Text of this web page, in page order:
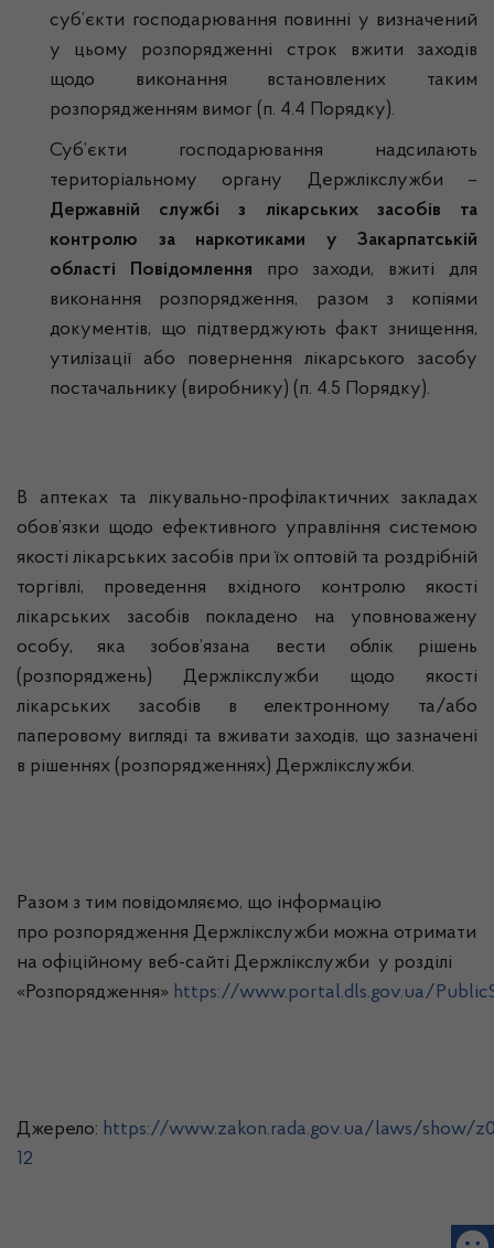
суб’єкти господарювання повинні у визначений
у цьому розпорядженні строк вжити заходів
щодо виконання встановлених таким
розпорядженням вимог (п. 4.4 Порядку).
Суб’єкти господарювання надсилають
територіальному органу Держлікслужби –
Державній службі з лікарських засобів та
контролю за наркотиками у Закарпатській
області
Повідомлення про заходи, вжиті для
виконання розпорядження, разом з копіями
документів, що підтверджують факт знищення,
утилізації або повернення лікарського засобу
постачальнику (виробнику) (п. 4.5 Порядку).
В аптеках та лікувально-профілактичних закладах
обов’язки щодо ефективного управління системою
якості лікарських засобів при їх оптовій та роздрібній
торгівлі, проведення вхідного контролю якості
лікарських засобів покладено на уповноважену
особу, яка зобов’язана вести облік рішень
(розпоряджень) Держлікслужби щодо якості
лікарських засобів в
електронному та/або
паперовому вигляді та вживати заходів, що зазначені
в рішеннях (розпорядженнях) Держлікслужби.
Разом з тим повідомляємо, що інформацію
про розпорядження Держлікслужби можна отримати
на офіційному веб-сайті Держлікслужби у розділі
«Розпорядження» https://www.portal.dls.gov.ua/
Джерело: https://www.zakon.rada.gov.ua/laws/show/
12